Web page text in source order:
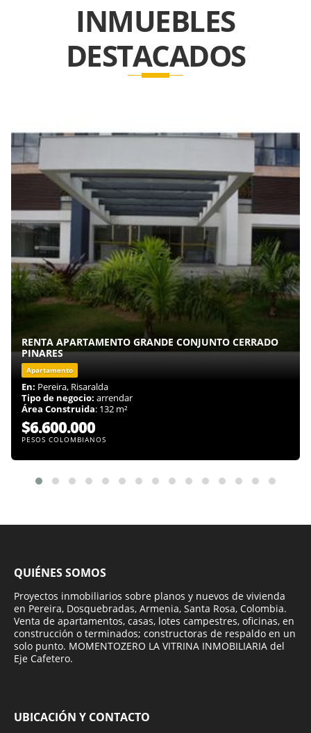
INMUEBLES
DESTACADOS
RENTA APARTAMENTO GRANDE CONJUNTO CERRADO
PINARES
Apartamento
En: Pereira, Risaralda
Tipo de negocio: arrendar
Área Construida: 132 m²
$6.600.000
PESOS COLOMBIANOS
QUIÉNES SOMOS
Proyectos inmobiliarios sobre planos y nuevos de vivienda
en Pereira, Dosquebradas, Armenia, Santa Rosa, Colombia.
Venta de apartamentos, casas, lotes campestres, oficinas, en
construcción o terminados; constructoras de respaldo en un
solo punto. MOMENTOZERO LA VITRINA INMOBILIARIA del
Eje Cafetero.
UBICACIÓN Y CONTACTO